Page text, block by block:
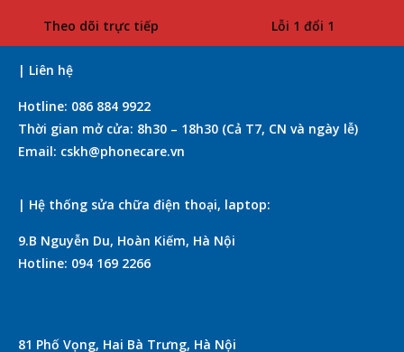
Theo dõi trực tiếp Lỗi 1 đổi 1
| Liên hệ
Hotline: 086 884 9922
Thời gian mở cửa: 8h30 – 18h30 (Cả T7, CN và ngày lễ)
Email: cskh@phonecare.vn
| Hệ thống sửa chữa điện thoại, laptop:
9.B Nguyễn Du, Hoàn Kiếm, Hà Nội
Hotline: 094 169 2266
81 Phố Vọng, Hai Bà Trưng, Hà Nội